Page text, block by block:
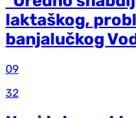
laktaškog,
banjalučkog
09
32